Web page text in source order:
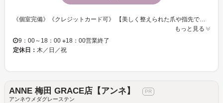
《個室完備》《クレジットカード可》 【美しく整えられた爪や指先で、貴方の印象を大きく変えます◎仕事もプライベートも生き生きと♪♪】 爪切り／爪の縦筋ケア／甘皮ケア／ささくれケア／艶出し／マッサージ等、ハンドもフットも◎ 爪のトラブルでお困りの方大歓迎 魚の目巻き爪対応可能です 自爪を優しく労わる施術だから安心♪健康的なツヤツヤの美爪に♪ 経験を積んだスタッフがあなたの“ネイルライフ”を応援いたします！！
もっと見る
9：00～18：00 ※18：00営業終了
定休日： 木／日／祝
ANNE 梅田 GRACE店【アンネ】
アンネウメダグレーステン